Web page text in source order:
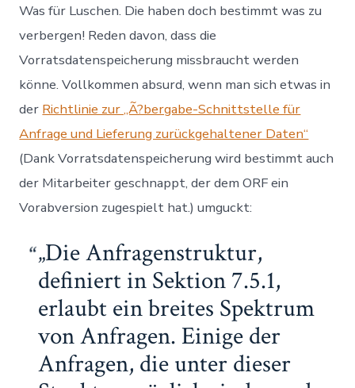
vorm
Was für Luschen. Die haben doch bestimmt was zu
verbergen! Reden davon, dass die
Vorratsdatenspeicherung missbraucht werden
könne. Vollkommen absurd, wenn man sich etwas in
der Richtlinie zur „Ã?bergabe-Schnittstelle für
Anfrage und Lieferung zurückgehaltener Daten“
(Dank Vorratsdatenspeicherung wird bestimmt auch
der Mitarbeiter geschnappt, der dem ORF ein
Vorabversion zugespielt hat.) umguckt:
„Die Anfragenstruktur,
definiert in Sektion 7.5.1,
erlaubt ein breites Spektrum
von Anfragen. Einige der
Anfragen, die unter dieser